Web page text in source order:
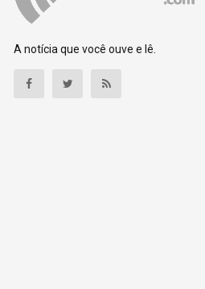
A notícia que você ouve e lê.